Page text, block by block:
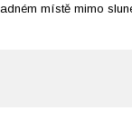
místě mimo